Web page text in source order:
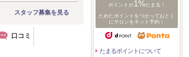
スタッフ募集を見る
口コミ
ポイントが1%たまる！
ためたポイントをつかっておとく
にサロンをネット予約！
たまるポイントについて